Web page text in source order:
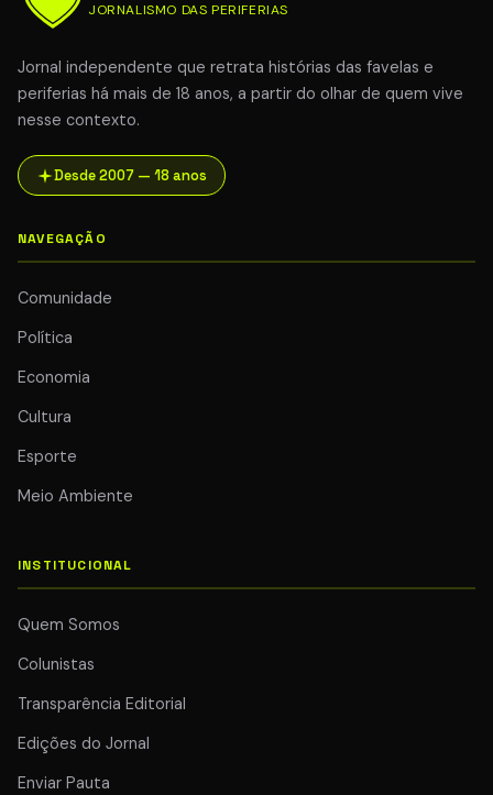
JORNALISMO DAS PERIFERIAS
Jornal independente que retrata histórias das favelas e
periferias há mais de 18 anos, a partir do olhar de quem vive
nesse contexto.
Desde 2007 — 18 anos
NAVEGAÇÃO
Comunidade
Política
Economia
Cultura
Esporte
Meio Ambiente
INSTITUCIONAL
Quem Somos
Colunistas
Transparência Editorial
Edições do Jornal
Enviar Pauta